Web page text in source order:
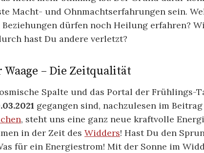
Macht- und Ohnmachtserfahrungen sein.
dürfen noch Heilung erfahren?
hast Du andere verletzt?
– Die Zeitqualität
Spalte und das Portal der Frühlings-
gegangen sind, nachzulesen im
, steht uns eine ganz neue kraftvolle
in der Zeit des Widders! Hast Du den
für ein Energiestrom! Mit der Sonne im